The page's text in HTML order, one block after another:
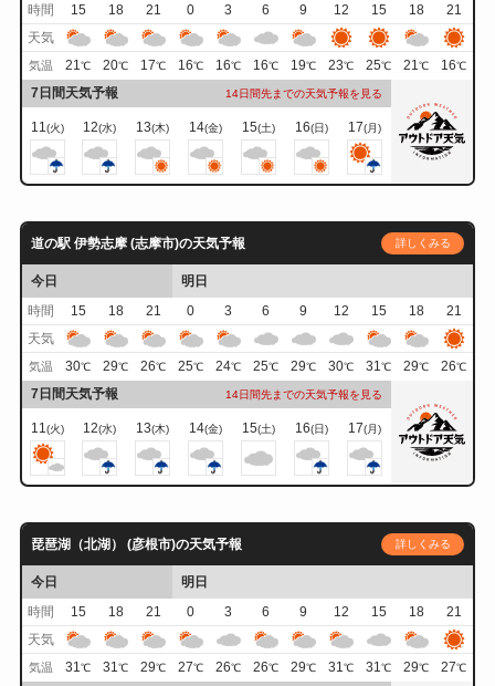
時間
15 18 21 0 3 6 9 12 15 18
21
天気
気温 21℃ 20℃ 17℃ 16℃ 16℃ 16℃ 19℃ 23℃ 25℃ 21℃ 16℃
7日間天気予報 14日間先までの天気予報を見る
11(火) 12(水) 13(木) 14(金) 15(土) 16(日) 17(月)
道の駅 伊勢志摩 (志摩市)の天気予報 詳しくみる
今日
明日
時間
15 18 21 0 3 6 9 12 15 18
21
天気
気温 30℃ 29℃ 26℃ 25℃ 24℃ 25℃ 29℃ 30℃ 31℃ 29℃ 26℃
7日間天気予報 14日間先までの天気予報を見る
11(火) 12(水) 13(木) 14(金) 15(土) 16(日) 17(月)
琵琶湖（北湖） (彦根市)の天気予報 詳しくみる
今日
明日
時間
15 18 21 0 3 6 9 12 15 18
21
天気
気温 31℃ 31℃ 29℃ 27℃ 26℃ 26℃ 29℃ 31℃ 31℃ 29℃ 27℃